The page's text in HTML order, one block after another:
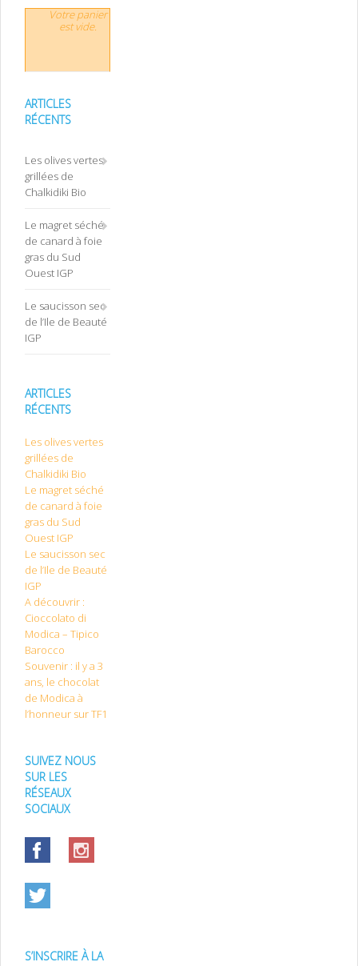
Votre panier
est vide.
ARTICLES
RÉCENTS
Les olives vertes
grillées de
Chalkidiki Bio
Le magret séché
de canard à foie
gras du Sud
Ouest IGP
Le saucisson sec
de l’Ile de Beauté
IGP
ARTICLES
RÉCENTS
Les olives vertes
grillées de
Chalkidiki Bio
Le magret séché
de canard à foie
gras du Sud
Ouest IGP
Le saucisson sec
de l’Ile de Beauté
IGP
A découvrir :
Cioccolato di
Modica – Tipico
Barocco
Souvenir : il y a 3
ans, le chocolat
de Modica à
l’honneur sur TF1
SUIVEZ NOUS
SUR LES
RÉSEAUX
SOCIAUX
S’INSCRIRE À LA